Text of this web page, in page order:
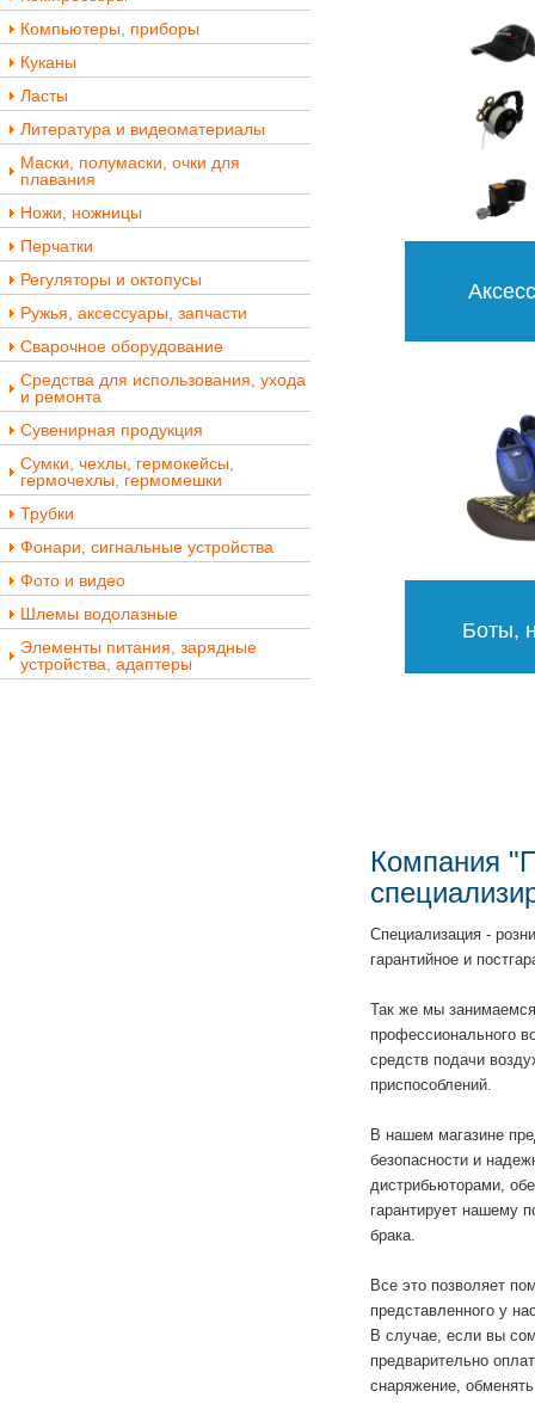
Компьютеры, приборы
Куканы
Ласты
Литература и видеоматериалы
Маски, полумаски, очки для
плавания
Ножи, ножницы
Перчатки
Регуляторы и октопусы
Ружья, аксессуары, запчасти
Сварочное оборудование
Средства для использования, ухода
и ремонта
Сувенирная продукция
Сумки, чехлы, гермокейсы,
гермочехлы, гермомешки
Трубки
Фонари, сигнальные устройства
Фото и видео
Шлемы водолазные
Элементы питания, зарядные
устройства, адаптеры
Боты,
Компания
Специализация -
гарантийное и
Так же мы
профессионального
средств подачи
приспособлений.
В нашем магазине
безопасности и
дистрибьюторами,
гарантирует нашему
брака.
Все это позволяет
представленного у
В случае, если вы
предварительно
снаряжение,